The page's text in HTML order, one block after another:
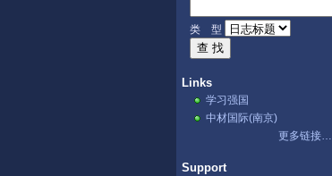
类 型
Links
学习强国
中材国际(南京)
更多链接…
Support